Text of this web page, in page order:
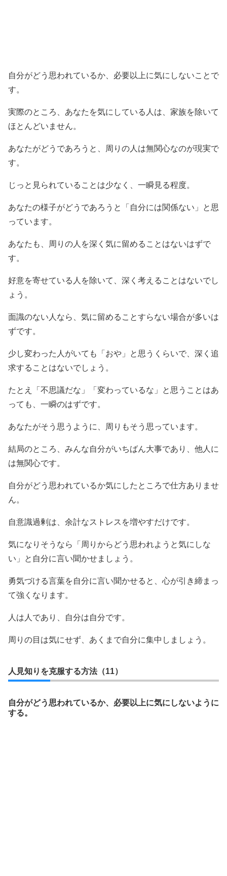
自分がどう思われているか、必要以上に気にしないことで
す。
実際のところ、あなたを気にしている人は、家族を除いて
ほとんどいません。
あなたがどうであろうと、周りの人は無関心なのが現実で
す。
じっと見られていることは少なく、一瞬見る程度。
あなたの様子がどうであろうと「自分には関係ない」と思
っています。
あなたも、周りの人を深く気に留めることはないはずで
す。
好意を寄せている人を除いて、深く考えることはないでし
ょう。
面識のない人なら、気に留めることすらない場合が多いは
ずです。
少し変わった人がいても「おや」と思うくらいで、深く追
求することはないでしょう。
たとえ「不思議だな」「変わっているな」と思うことはあ
っても、一瞬のはずです。
あなたがそう思うように、周りもそう思っています。
結局のところ、みんな自分がいちばん大事であり、他人に
は無関心です。
自分がどう思われているか気にしたところで仕方ありませ
ん。
自意識過剰は、余計なストレスを増やすだけです。
気になりそうなら「周りからどう思われようと気にしな
い」と自分に言い聞かせましょう。
勇気づける言葉を自分に言い聞かせると、心が引き締まっ
て強くなります。
人は人であり、自分は自分です。
周りの目は気にせず、あくまで自分に集中しましょう。
人見知りを克服する方法（11）
自分がどう思われているか、必要以上に気にしないように
する。